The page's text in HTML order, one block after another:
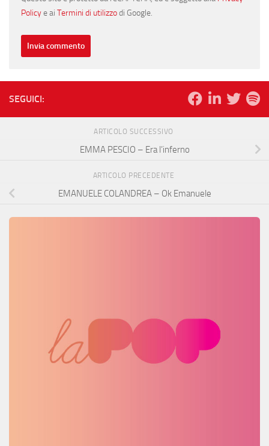
Policye ai Termini di utilizzodi Google.
SEGUICI:
ARTICOLO SUCCESSIVO
EMMA PESCIO – Era l’inferno
ARTICOLO PRECEDENTE
EMANUELE COLANDREA – Ok Emanuele